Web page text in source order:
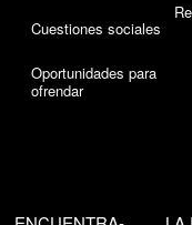
Cuestiones sociales
Oportunidades para
ofrendar